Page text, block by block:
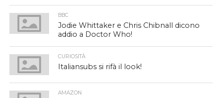
BBC
Jodie Whittaker e Chris Chibnall dicono
addio a Doctor Who!
CURIOSITÀ
Italiansubs si rifà il look!
AMAZON